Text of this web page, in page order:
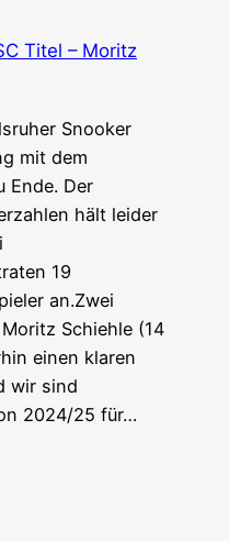
Titel – Moritz
Snooker
mit dem
Ende. Der
hält leider
19
an.Zwei
Schiehle (14
einen klaren
wir sind
2024/25 für…